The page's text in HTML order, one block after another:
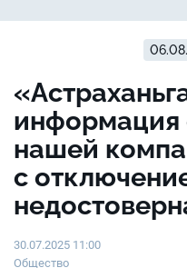
информация
нашей
с
30.07.2025 11:00
Общество